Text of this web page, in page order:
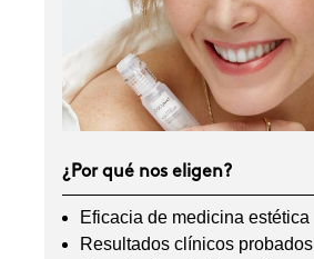
¿Por qué nos eligen?
Eficacia de medicina estética
Resultados clínicos probados